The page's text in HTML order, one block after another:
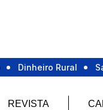
Dinheiro Rural
REVISTA